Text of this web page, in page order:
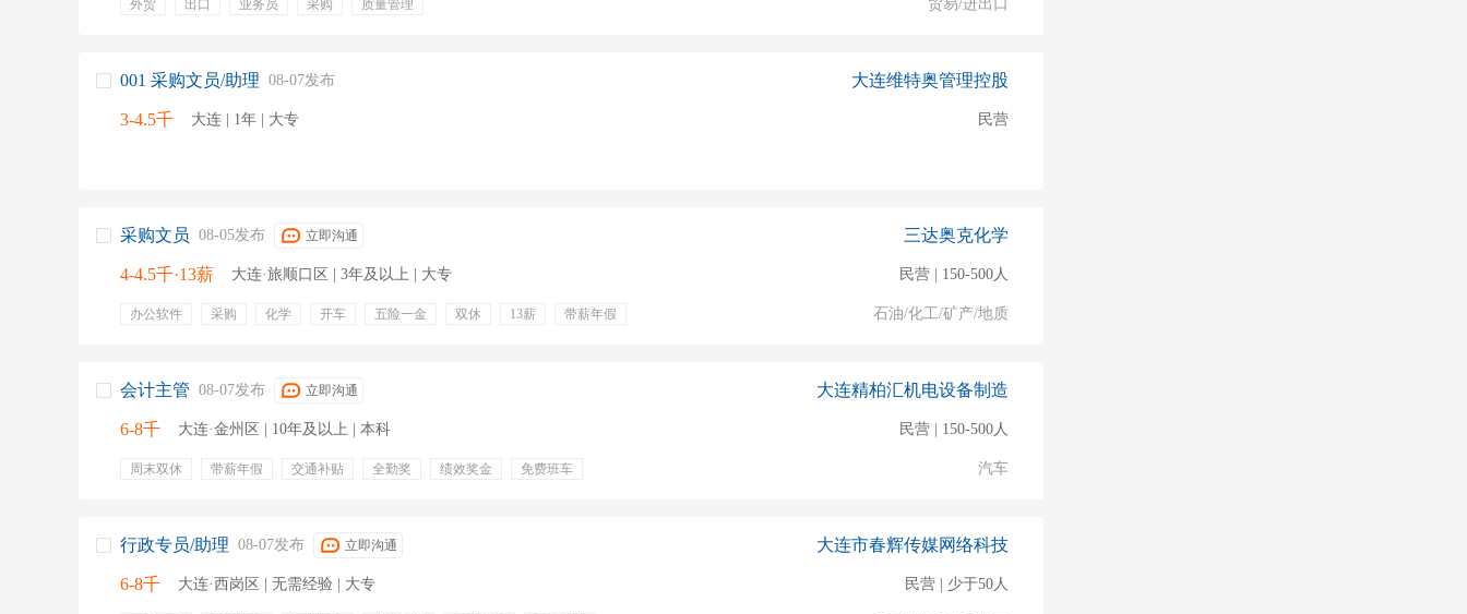
外贸 出口 业务员 采购 质量管理 贸易/进出口
001 采购文员/助理 08-07发布
3-4.5千 大连 | 1年 | 大专
大连维特奥管理控股
民营
采购文员 08-05发布 立即沟通
4-4.5千·13薪 大连·旅顺口区 | 3年及以上 | 大专
办公软件 采购 化学 开车 五险一金 双休 13薪
带薪年假
三达奥克化学
民营 | 150-500人
石油/化工/矿产/地质
会计主管 08-07发布 立即沟通
6-8千 大连·金州区 | 10年及以上 | 本科
周末双休 带薪年假 交通补贴 全勤奖 绩效奖金
免费班车
大连精柏汇机电设备制造
民营 | 150-500人
汽车
行政专员/助理 08-07发布 立即沟通
6-8千 大连·西岗区 | 无需经验 | 大专
大连市春辉传媒网络科技
民营 | 少于50人